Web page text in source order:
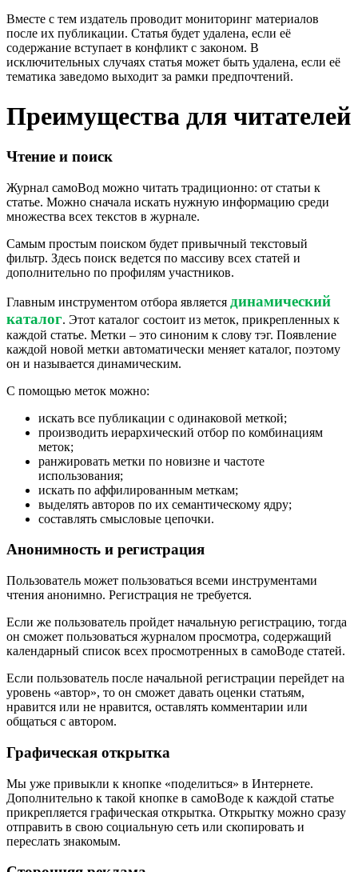
Вместе с тем издатель проводит мониторинг материалов
после их публикации. Статья будет удалена, если её
содержание вступает в конфликт с законом. В
исключительных случаях статья может быть удалена, если её
тематика заведомо выходит за рамки предпочтений.
Преимущества для читателей
Чтение и поиск
Журнал самоВод можно читать традиционно: от статьи к
статье. Можно сначала искать нужную информацию среди
множества всех текстов в журнале.
Самым простым поиском будет привычный текстовый
фильтр. Здесь поиск ведется по массиву всех статей и
дополнительно по профилям участников.
Главным инструментом отбора является динамический
каталог. Этот каталог состоит из меток, прикрепленных к
каждой статье. Метки – это синоним к слову тэг. Появление
каждой новой метки автоматически меняет каталог, поэтому
он и называется динамическим.
С помощью меток можно:
искать все публикации с одинаковой меткой;
производить иерархический отбор по комбинациям
меток;
ранжировать метки по новизне и частоте
использования;
искать по аффилированным меткам;
выделять авторов по их семантическому ядру;
составлять смысловые цепочки.
Анонимность и регистрация
Пользователь может пользоваться всеми инструментами
чтения анонимно. Регистрация не требуется.
Если же пользователь пройдет начальную регистрацию, тогда
он сможет пользоваться журналом просмотра, содержащий
календарный список всех просмотренных в самоВоде статей.
Если пользователь после начальной регистрации перейдет на
уровень «автор», то он сможет давать оценки статьям,
нравится или не нравится, оставлять комментарии или
общаться с автором.
Графическая открытка
Мы уже привыкли к кнопке «поделиться» в Интернете.
Дополнительно к такой кнопке в самоВоде к каждой статье
прикрепляется графическая открытка. Открытку можно сразу
отправить в свою социальную сеть или скопировать и
переслать знакомым.